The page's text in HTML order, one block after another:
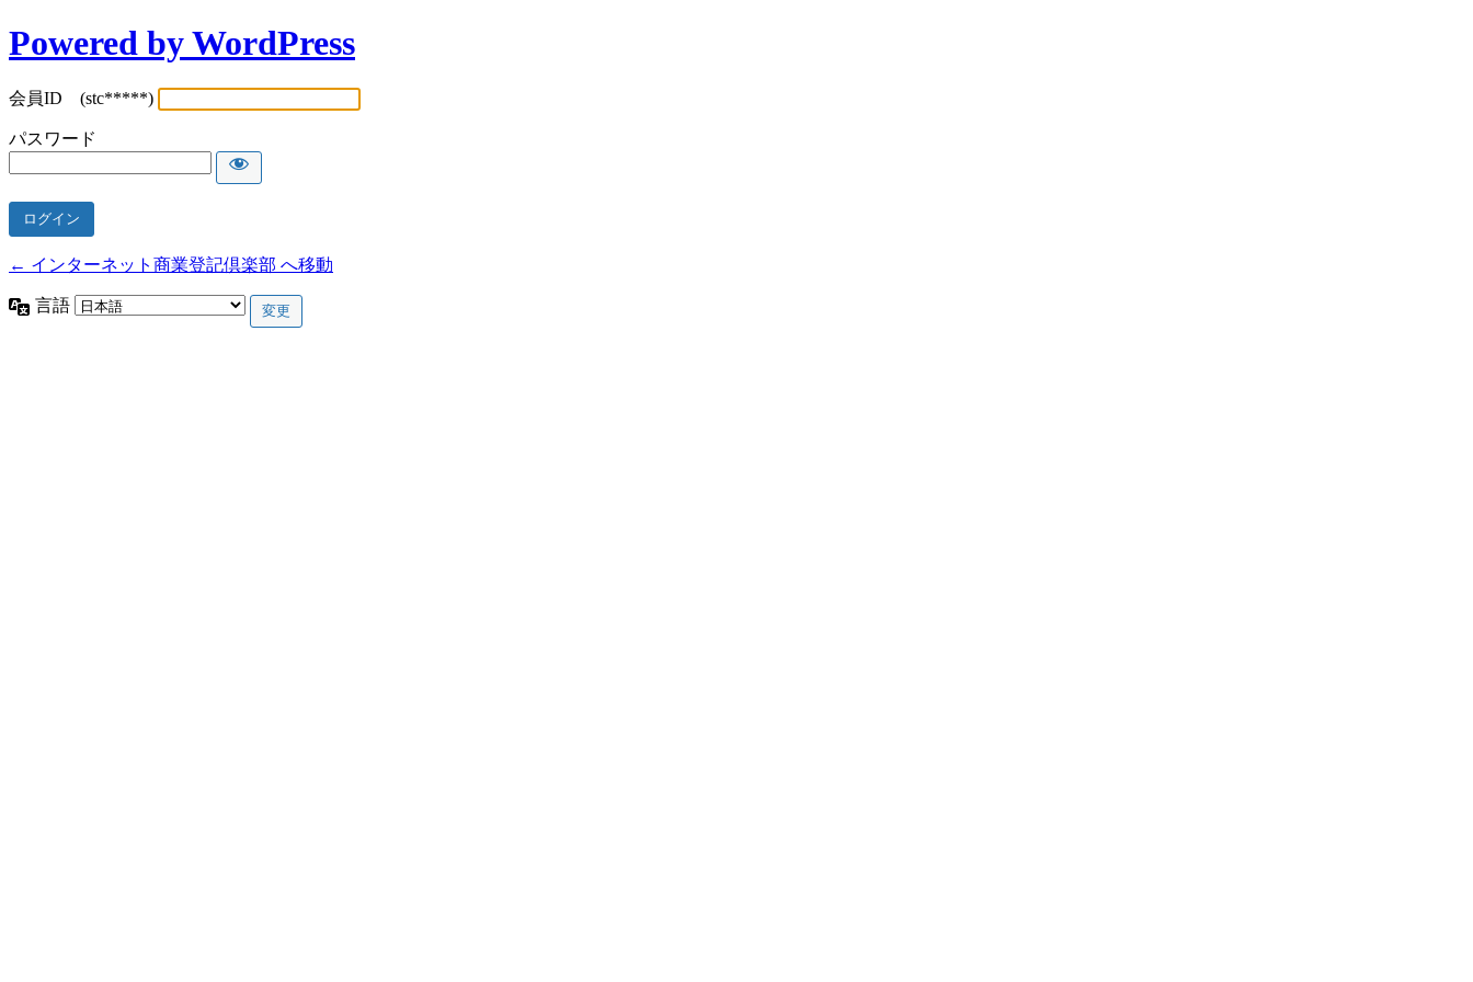
Powered by WordPress
会員ID (stc*****)
パスワード
← インターネット商業登記倶楽部 へ移動
言語